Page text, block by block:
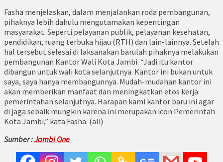
Fasha menjelaskan, dalam menjalankan roda pembangunan,
pihaknya lebih dahulu mengutamakan kepentingan
masyarakat. Seperti pelayanan publik, pelayanan kesehatan,
pendidikan, ruang terbuka hijau (RTH) dan lain-lainnya. Setelah
hal tersebut selesai di laksanakan barulah pihaknya melakukan
pembangunan Kantor Wali Kota Jambi. “Jadi itu kantor
dibangun untuk wali kota selanjutnya. Kantor ini bukan untuk
saya, saya hanya membangunnya. Mudah-mudahan kantor ini
akan memberikan manfaat dan meningkatkan etos kerja
pemerintahan selanjutnya. Harapan kami kantor baru ini agar
di jaga sebaik mungkin karena ini merupakan icon Pemerintah
Kota Jambi,” kata Fasha. (ali)
Sumber :Jambi One